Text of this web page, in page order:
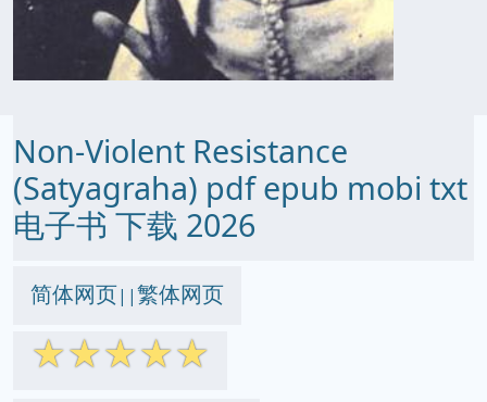
Non-Violent Resistance
(Satyagraha) pdf epub mobi txt
电子书 下载 2026
简体网页||繁体网页
☆☆☆☆☆